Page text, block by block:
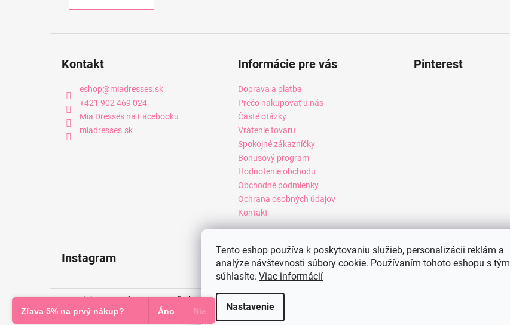
Tento eshop používa k poskytovaniu služieb, personalizácii reklám a
analýze návštevnosti súbory cookie. Používaním tohoto eshopu s tým
súhlasíte. Viac informácií
Nastavenie
Kontakt
eshop@miadresses.sk
+421 902 469 024
Mia Dresses na Facebooku
miadresses.sk
Informácie pre vás
Doprava a platba
Prečo nakupovať u nás
Časté otázky
Vrátenie tovaru
Spokojné zákazníčky
Bonusový program
Hodnotenie obchodu
Obchodné podmienky
Ochrana osobných údajov
Kontakt
Pinterest
Instagram
Copyright 2026Mia Dresses. Všetky práva vyhradené.
Zľava 5% na prvý nákup?
Áno Nie